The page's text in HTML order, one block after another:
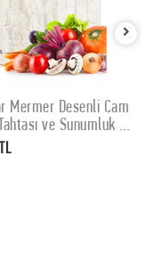
SEPETE EKLE
Mermer Desenli Cam
ve Sunumluk 25